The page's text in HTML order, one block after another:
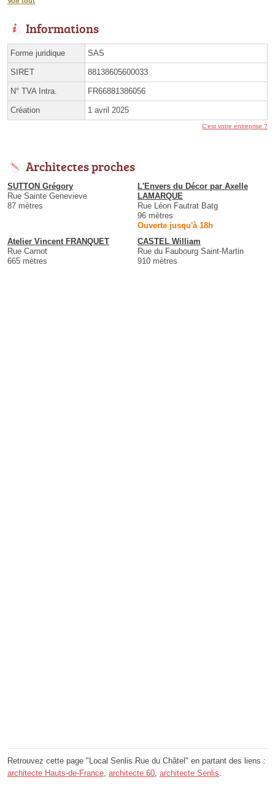
Informations
Forme juridique SAS
SIRET 88138605600033
N° TVA Intra. FR66881386056
Création 1 avril 2025
C'est votre entreprise ?
Architectes proches
SUTTON Grégory
Rue Sainte Genevieve
87 mètres
L'Envers du Décor par Axelle
LAMARQUE
Rue Léon Fautrat Batg
96 mètres
Ouverte jusqu'à 18h
Atelier Vincent FRANQUET
Rue Carnot
665 mètres
CASTEL William
Rue du Faubourg Saint-Martin
910 mètres
Retrouvez cette page "Local Senlis Rue du Châtel" en partant des liens :
architecte Hauts-de-France, architecte 60, architecte Senlis.